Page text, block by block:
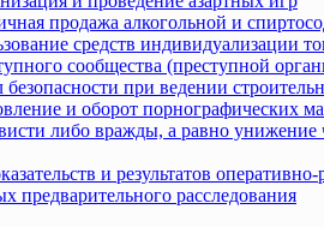
продажа алкогольной и
средств индивидуализации
сообщества (преступной
при ведении
и оборот порнографических
либо вражды, а равно унижение
и результатов оперативно-
расследования